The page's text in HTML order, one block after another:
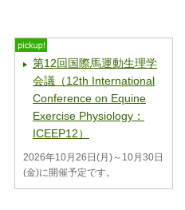
第12回国際馬運動生理学
会議（12th International
Conference on Equine
Exercise Physiology：
ICEEP12）
2026年10月26日(月)～10月30日
(金)に開催予定です。